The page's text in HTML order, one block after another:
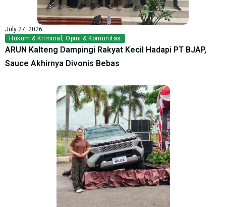
July 27, 2026
Hukum & Kriminal , Opini & Komunitas
ARUN Kalteng Dampingi Rakyat Kecil Hadapi PT BJAP,
Sauce Akhirnya Divonis Bebas